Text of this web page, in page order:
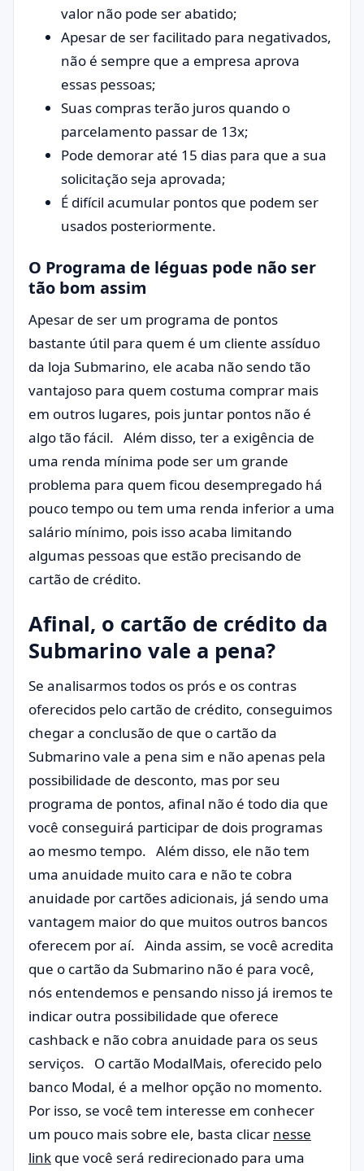
valor não pode ser abatido;
Apesar de ser facilitado para negativados,
não é sempre que a empresa aprova
essas pessoas;
Suas compras terão juros quando o
parcelamento passar de 13x;
Pode demorar até 15 dias para que a sua
solicitação seja aprovada;
É difícil acumular pontos que podem ser
usados posteriormente.
O Programa de léguas pode não ser
tão bom assim
Apesar de ser um programa de pontos
bastante útil para quem é um cliente assíduo
da loja Submarino, ele acaba não sendo tão
vantajoso para quem costuma comprar mais
em outros lugares, pois juntar pontos não é
algo tão fácil. Além disso, ter a exigência de
uma renda mínima pode ser um grande
problema para quem ficou desempregado há
pouco tempo ou tem uma renda inferior a uma
salário mínimo, pois isso acaba limitando
algumas pessoas que estão precisando de
cartão de crédito.
Afinal, o cartão de crédito da
Submarino vale a pena?
Se analisarmos todos os prós e os contras
oferecidos pelo cartão de crédito, conseguimos
chegar a conclusão de que o cartão da
Submarino vale a pena sim e não apenas pela
possibilidade de desconto, mas por seu
programa de pontos, afinal não é todo dia que
você conseguirá participar de dois programas
ao mesmo tempo. Além disso, ele não tem
uma anuidade muito cara e não te cobra
anuidade por cartões adicionais, já sendo uma
vantagem maior do que muitos outros bancos
oferecem por aí. Ainda assim, se você acredita
que o cartão da Submarino não é para você,
nós entendemos e pensando nisso já iremos te
indicar outra possibilidade que oferece
cashback e não cobra anuidade para os seus
serviços. O cartão ModalMais, oferecido pelo
banco Modal, é a melhor opção no momento.
Por isso, se você tem interesse em conhecer
um pouco mais sobre ele, basta clicar nesse
link que você será redirecionado para uma